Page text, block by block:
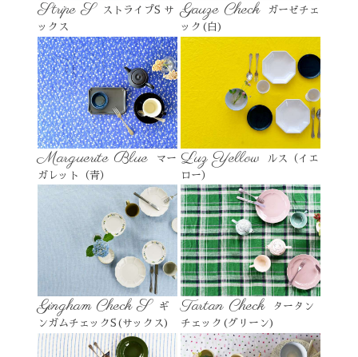
Stripe S
ストライプS サ
ックス
Gauze Check
ガーゼチェ
ック(白)
Marguerite Blue
マー
ガレット（青）
Luz Yellow
ルス（イエ
ロー）
Gingham Check S
ギ
ンガムチェックS(サックス)
Tartan Check
タータン
チェック(グリーン)